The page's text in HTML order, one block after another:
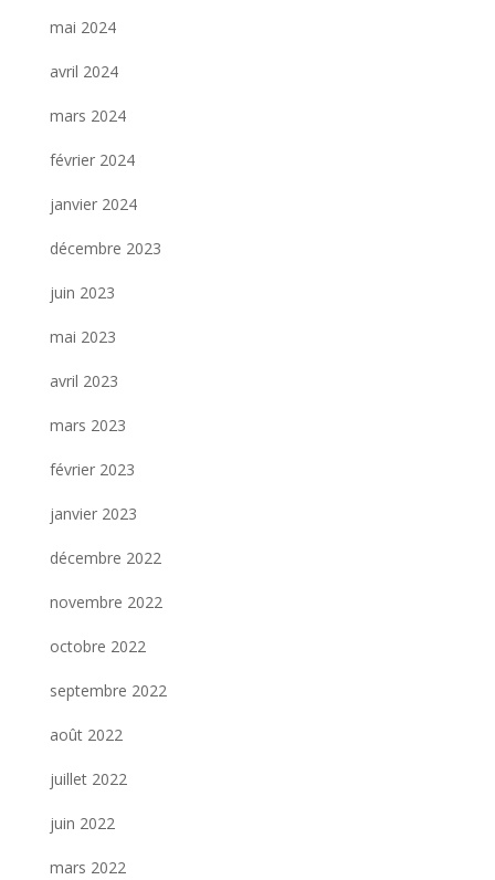
mai 2024
avril 2024
mars 2024
février 2024
janvier 2024
décembre 2023
juin 2023
mai 2023
avril 2023
mars 2023
février 2023
janvier 2023
décembre 2022
novembre 2022
octobre 2022
septembre 2022
août 2022
juillet 2022
juin 2022
mars 2022